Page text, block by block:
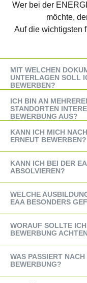
Wer bei der
möchte,
Auf die wichtigsten
MIT WELCHEN
UNTERLAGEN SOLL
BEWERBEN?
ICH BIN AN
STANDORTEN
BEWERBUNG AUS?
KANN ICH MICH
ERNEUT BEWERBEN?
KANN ICH BEI DER
ABSOLVIEREN?
WELCHE
EAA BESONDERS
WORAUF SOLLTE
BEWERBUNG
WAS PASSIERT
BEWERBUNG?